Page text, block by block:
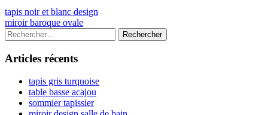
Navigation
de
l’article
Previous
article:
tapis noir et blanc design
Next
article:
miroir baroque ovale
Colonne
latérale
principale
Rechercher :
Articles récents
tapis gris turquoise
table basse acajou
sommier tapissier